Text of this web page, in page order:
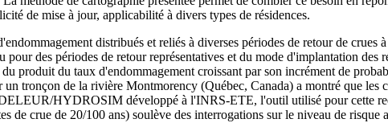
de mise à jour, applicabilité à divers types de résidences.
distribués et reliés à diverses périodes de retour de crues
des périodes de retour représentatives et du mode d'implantation des
produit du taux d'endommagement croissant par son incrément de
tronçon de la rivière Montmorency (Québec, Canada) a montré que les
HYDROSIM développé à l'INRS-ETE, l'outil utilisé pour cette
crue de 20/100 ans) soulève des interrogations sur le niveau de risque